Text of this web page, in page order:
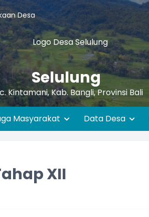
Desa
Selulung
Kintamani, Kab. Bangli, Provinsi Bali
Masyarakat Data Desa
XII